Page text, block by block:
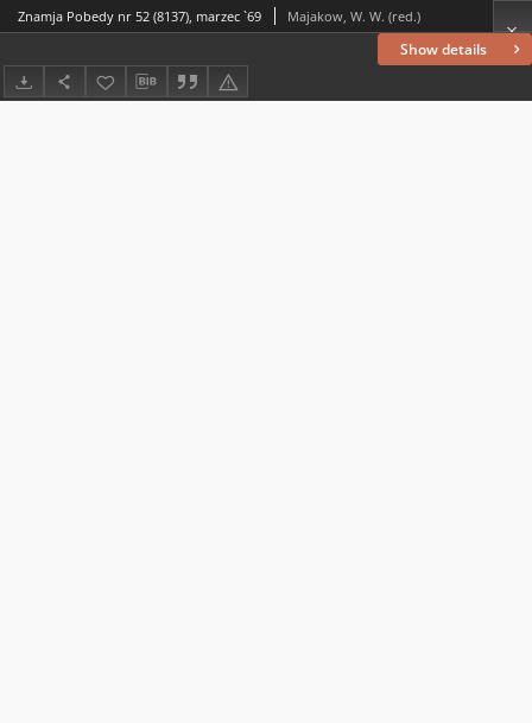
Show details
Znamja Pobedy nr 52 (8137), marzec `69 Majakow, W. W. (red.)